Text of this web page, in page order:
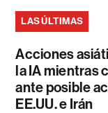
LAS ÚLTIMAS
Acciones
la IA mientras
ante posible
EE.UU. e Irán